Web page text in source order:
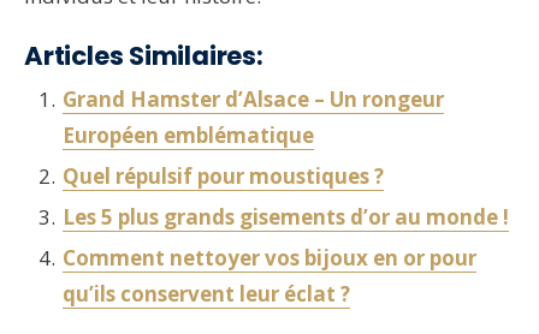
Articles Similaires:
Grand Hamster d’Alsace – Un rongeur
Européen emblématique
Quel répulsif pour moustiques ?
Les 5 plus grands gisements d’or au monde !
Comment nettoyer vos bijoux en or pour
qu’ils conservent leur éclat ?